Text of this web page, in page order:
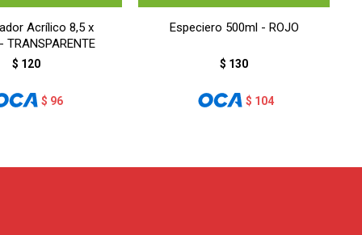
Acrílico 8,5 x
TRANSPARENTE
$ 120
$ 96
Especiero 500ml - ROJO
$ 130
$ 104